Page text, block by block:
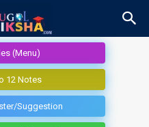
(Menu)
12 Notes
Suggestion